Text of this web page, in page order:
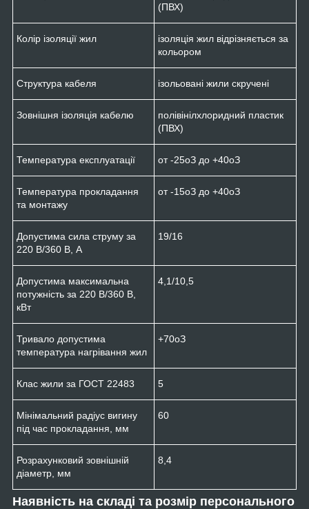
(ПВХ)
Колір ізоляції жил
ізоляція жил відрізняється за
кольором
Структура кабеля ізольовані жили скручені
Зовнішня ізоляція кабелю
полівінілхлоридний пластик
(ПВХ)
Температура експлуатації от -25оЗ до +40оЗ
Температура прокладання
та монтажу
от -15оЗ до +40оЗ
Допустима сила струму за
220 В/360 В, А
19/16
Допустима максимальна
потужність за 220 В/360 В,
кВт
4,1/10,5
Тривало допустима
температура нагрівання жил
+70оЗ
Клас жили за ГОСТ 22483 5
Мінімальний радіус вигину
під час прокладання, мм
60
Розрахунковий зовнішній
діаметр, мм
8,4
Наявність на складі та розмір персонального